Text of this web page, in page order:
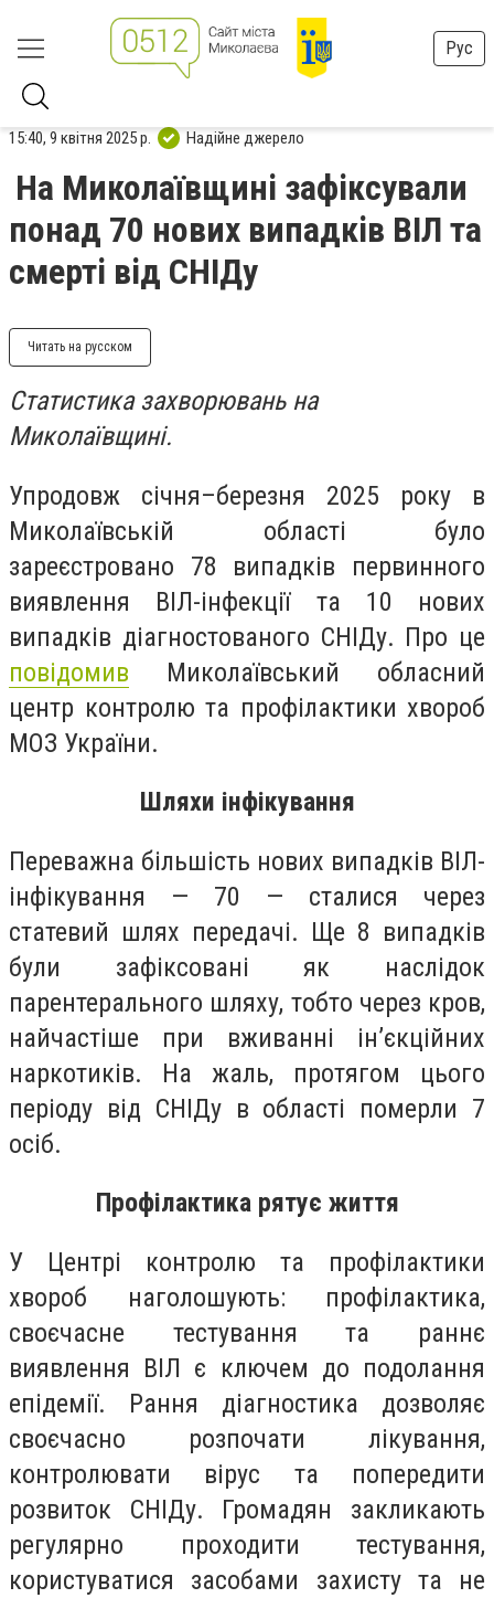
Рус
15:40, 9 квітня 2025 р. Надійне джерело
На Миколаївщині зафіксували
понад 70 нових випадків ВІЛ та
смерті від СНІДу
Читать на русском
Статистика захворювань на
Миколаївщині.
Упродовж січня–березня 2025 року в
Миколаївській області було
зареєстровано 78 випадків первинного
виявлення ВІЛ-інфекції та 10 нових
випадків діагностованого СНІДу. Про це
повідомив Миколаївський обласний
центр контролю та профілактики хвороб
МОЗ України.
Шляхи інфікування
Переважна більшість нових випадків ВІЛ-
інфікування — 70 — сталися через
статевий шлях передачі. Ще 8 випадків
були зафіксовані як наслідок
парентерального шляху, тобто через кров,
найчастіше при вживанні ін’єкційних
наркотиків. На жаль, протягом цього
періоду від СНІДу в області померли 7
осіб.
Профілактика рятує життя
У Центрі контролю та профілактики
хвороб наголошують: профілактика,
своєчасне тестування та раннє
виявлення ВІЛ є ключем до подолання
епідемії. Рання діагностика дозволяє
своєчасно розпочати лікування,
контролювати вірус та попередити
розвиток СНІДу. Громадян закликають
регулярно проходити тестування,
користуватися засобами захисту та не